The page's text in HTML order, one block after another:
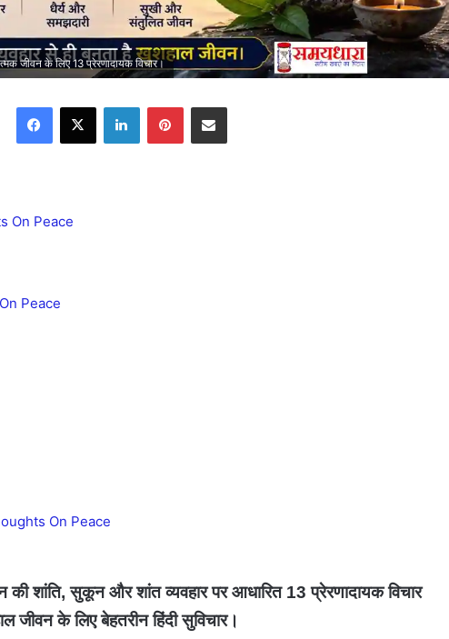
जीवन के लिए 13 प्रेरणादायक विचार।
Facebook
X LinkedInPinterestShare via Email
On Peace
Peace
On Peace
सुकून और शांत व्यवहार पर आधारित 13 प्रेरणादायक विचार
के लिए बेहतरीन हिंदी सुविचार।